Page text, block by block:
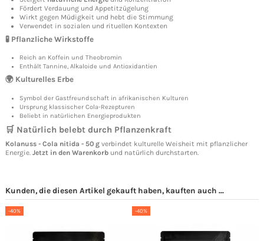
Fördert Verdauung und Appetitzügelung
Wirkt gegen Müdigkeit und hebt die Stimmung
Verwendet in sozialen und rituellen Kontexten
🧪 Pflanzliche Wirkstoffe
Reich an Koffein und Theobromin
Enthält Tannine, Alkaloide und Antioxidantien
🌍 Kulturelles Erbe
Symbol der Gastfreundschaft in afrikanischen Kulturen
Ursprung klassischer Cola-Rezepturen
Beliebt in natürlichen Energieprodukten
🛒 Natürlich belebt durch Pflanzenkraft
Kolanuss - Cola nitida - 50 g verbindet kulturelle Weisheit mit pflanzlicher
Energie. Jetzt in den Warenkorb und natürlich durchstarten.
Kunden, die diesen Artikel gekauft haben, kauften auch ...
-40% -40%